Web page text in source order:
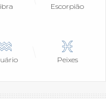
Escorpião
Peixes